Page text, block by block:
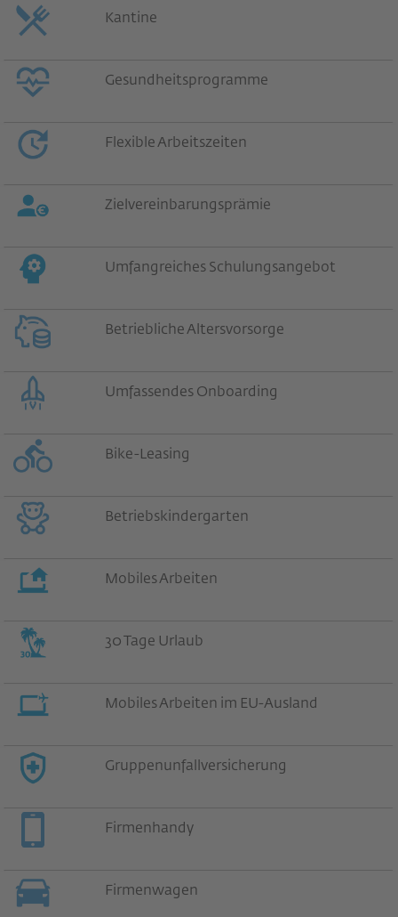
Kantine
Gesundheitsprogramme
Flexible Arbeitszeiten
Zielvereinbarungsprämie
Umfangreiches Schulungsangebot
Betriebliche Altersvorsorge
Umfassendes Onboarding
Bike-Leasing
Betriebskindergarten
Mobiles Arbeiten
30 Tage Urlaub
Mobiles Arbeiten im EU-Ausland
Gruppenunfallversicherung
Firmenhandy
Firmenwagen